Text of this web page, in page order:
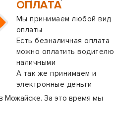
ОПЛАТА
Мы принимаем любой вид
оплаты
Есть безналичная оплата
можно оплатить водителю
наличными
А так же принимаем и
электронные деньги
Можайске. За это время мы